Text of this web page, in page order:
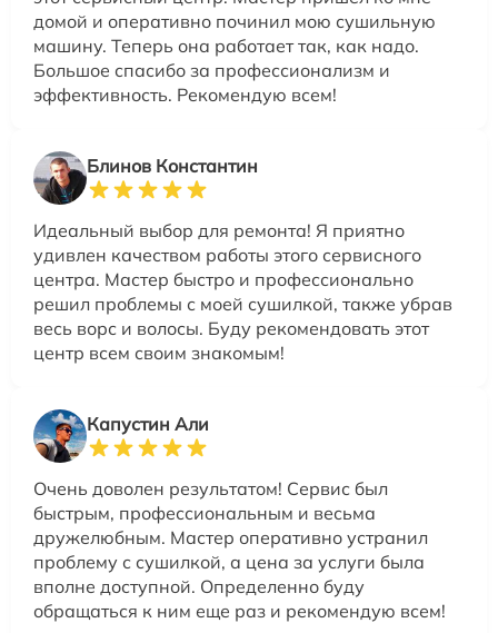
домой и оперативно починил мою сушильную
машину. Теперь она работает так, как надо.
Большое спасибо за профессионализм и
эффективность. Рекомендую всем!
Блинов Константин
Идеальный выбор для ремонта! Я приятно
удивлен качеством работы этого сервисного
центра. Мастер быстро и профессионально
решил проблемы с моей сушилкой, также убрав
весь ворс и волосы. Буду рекомендовать этот
центр всем своим знакомым!
Капустин Али
Очень доволен результатом! Сервис был
быстрым, профессиональным и весьма
дружелюбным. Мастер оперативно устранил
проблему с сушилкой, а цена за услуги была
вполне доступной. Определенно буду
обращаться к ним еще раз и рекомендую всем!